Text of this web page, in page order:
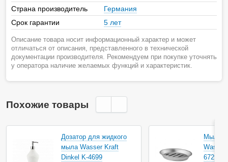
Страна производитель
Германия
Срок гарантии
5 лет
Описание товара носит информационный характер и может
отличаться от описания, представленного в технической
документации производителя. Рекомендуем при покупке уточнять
у оператора наличие желаемых функций и характеристик.
Похожие товары
Дозатор для жидкого
мыла Wasser Kraft
Dinkel K-4699
Wasser
6729